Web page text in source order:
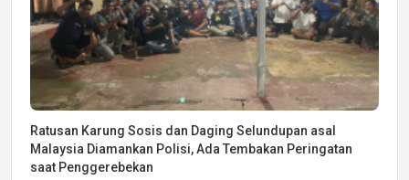
Ratusan Karung Sosis dan Daging Selundupan asal
Malaysia Diamankan Polisi, Ada Tembakan Peringatan
saat Penggerebekan